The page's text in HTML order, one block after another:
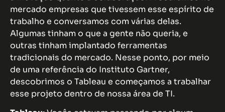
mercado empresas que tivessem esse espírito de
trabalho e conversamos com várias delas.
Algumas tinham o que a gente não queria, e
outras tinham implantado ferramentas
tradicionais do mercado. Nesse ponto, por meio
de uma referência do Instituto Gartner,
descobrimos o Tableau e começamos a trabalhar
esse projeto dentro de nossa área de TI.